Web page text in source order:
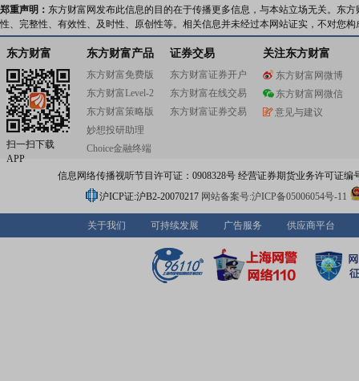
郑重声明： 东方财富网发布此信息的目的在于传播更多信息，与本站立场无关。东
性、完整性、有效性、及时性、原创性等。相关信息并未经过本网站证实，不对您
东方财富
扫一扫下载
APP
东方财富产品
东方财富免费版
东方财富Level-2
东方财富策略版
妙想投研助理
Choice金融终端
证券交易
东方财富证券开户
东方财富在线交易
东方财富证券交易
关注东方财富
东方财富网微博
东方财富网微信
意见与建议
信息网络传播视听节目许可证：0908328号 经营证券期货业务许可证编
沪ICP证:沪B2-20070217 网站备案号:沪ICP备05006054号-11
关于我们 可持续发展 广告服务 供应商平台